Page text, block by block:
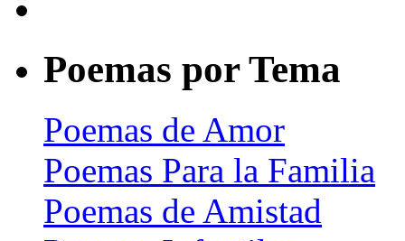
Poemas por Tema
Poemas de Amor
Poemas Para la Familia
Poemas de Amistad